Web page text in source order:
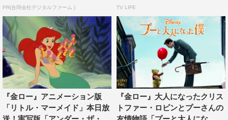
イルとカーク・ワイズ。日本語吹替は、当時の劇団四季の
メンバーが担当。圧倒的な歌唱力と演技力は必見だ。
PR(合同会社デジタルファーム )
「美...
TV LIFE
『金ロー』アニメーション版
「リトル・マーメイド」本日放
『金ロー』大人になったクリス
トファー・ロビンとプーさんの